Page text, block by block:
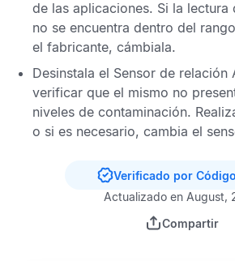
de las aplicaciones. Si la lectura
no se encuentra dentro del
el fabricante, cámbiala.
Desinstala el Sensor de relación
verificar que el mismo no
niveles de contaminación.
o si es necesario, cambia el
Verificado por
Actualizado en August,
Compartir